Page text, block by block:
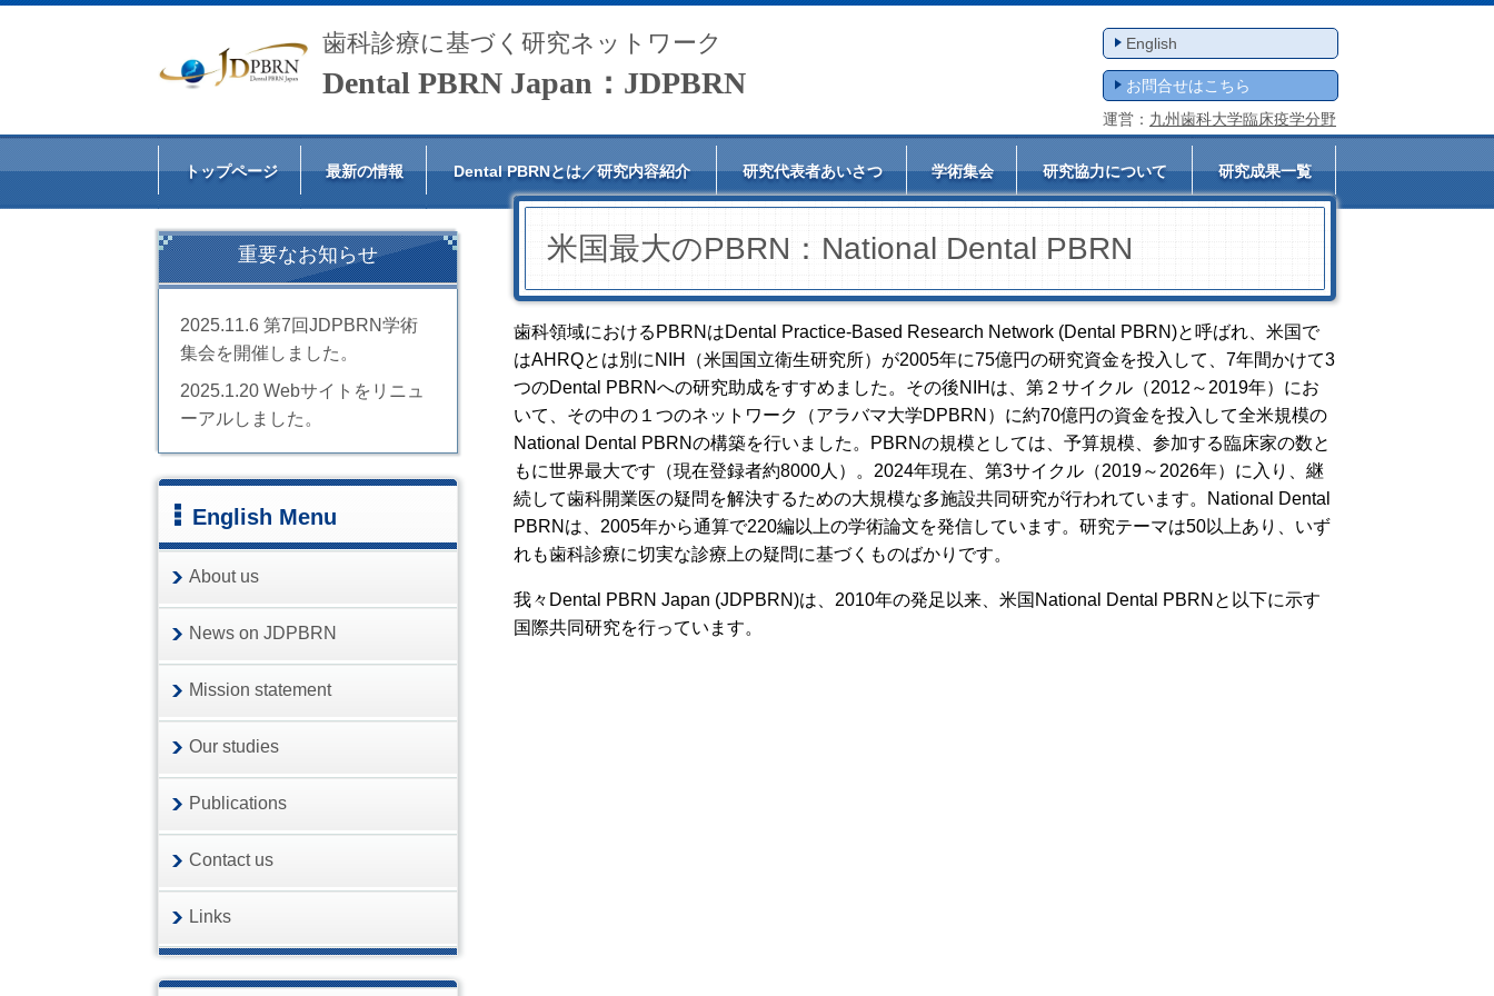
歯科診療に基づく研究ネットワーク
Dental PBRN Japan：JDPBRN
English
お問合せはこちら
運営： 九州歯科大学臨床疫学分野
トップページ 最新の情報 Dental PBRNとは／研究内容紹介 研究代表者あいさつ 学術集会 研究協力について 研究成果一覧
米国最大のPBRN：National Dental PBRN
米国最大のPBRN：National Dental PBRN
歯科領域におけるPBRNはDental Practice-Based Research Network (Dental PBRN)と呼ばれ、米国で
はAHRQとは別にNIH（米国国立衛生研究所）が2005年に75億円の研究資金を投入して、7年間かけて3
つのDental PBRNへの研究助成をすすめました。その後NIHは、第２サイクル（2012～2019年）にお
いて、その中の１つのネットワーク（アラバマ大学DPBRN）に約70億円の資金を投入して全米規模の
National Dental PBRNの構築を行いました。PBRNの規模としては、予算規模、参加する臨床家の数と
もに世界最大です（現在登録者約8000人）。2024年現在、第3サイクル（2019～2026年）に入り、継
続して歯科開業医の疑問を解決するための大規模な多施設共同研究が行われています。National Dental
PBRNは、2005年から通算で220編以上の学術論文を発信しています。研究テーマは50以上あり、いず
れも歯科診療に切実な診療上の疑問に基づくものばかりです。
我々Dental PBRN Japan (JDPBRN)は、2010年の発足以来、米国National Dental PBRNと以下に示す
国際共同研究を行っています。
重要なお知らせ
2025.11.6 第7回JDPBRN学術
集会を開催しました。
2025.1.20 Webサイトをリニュ
ーアルしました。
English Menu
About us
News on JDPBRN
Mission statement
Our studies
Publications
Contact us
Links